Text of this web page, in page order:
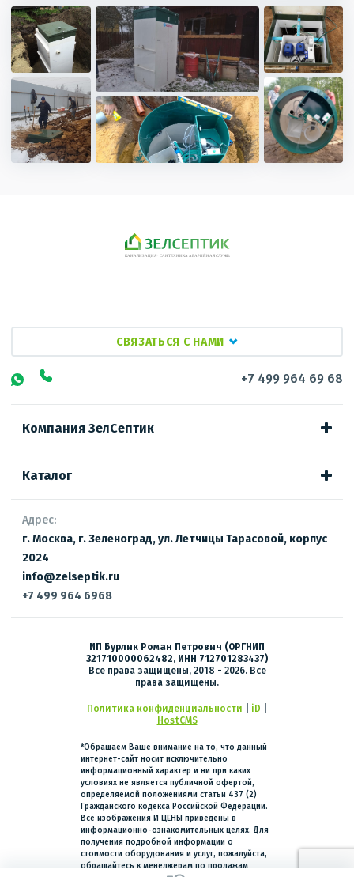
16-50
50+
Другое
Ваша скидка:1000 ₽
Увеличиваем скидку с каждым ответом, чтобы было веселее!
СВЯЗАТЬСЯ С НАМИ
+7 499 964 69 68
Компания ЗелСептик
Каталог
Адрес:
г. Москва, г. Зеленоград, ул. Летчицы Тарасовой, корпус
2024
info@zelseptik.ru
+7 499 964 6968
ИП Бурлик Роман Петрович (ОРГНИП
321710000062482, ИНН 712701283437)
Все права защищены, 2018 - 2026. Все
права защищены.
Политика конфиденциальности iD
HostCMS
*Обращаем Ваше внимание на то, что данный
интернет-сайт носит исключительно
информационный характер и ни при каких
условиях не является публичной офертой,
определяемой положениями статьи 437 (2)
Гражданского кодекса Российской Федерации.
Все изображения И ЦЕНЫ приведены в
информационно-ознакомительных целях. Для
получения подробной информации о
стоимости оборудования и услуг, пожалуйста,
обращайтесь к менеджерам по продажам